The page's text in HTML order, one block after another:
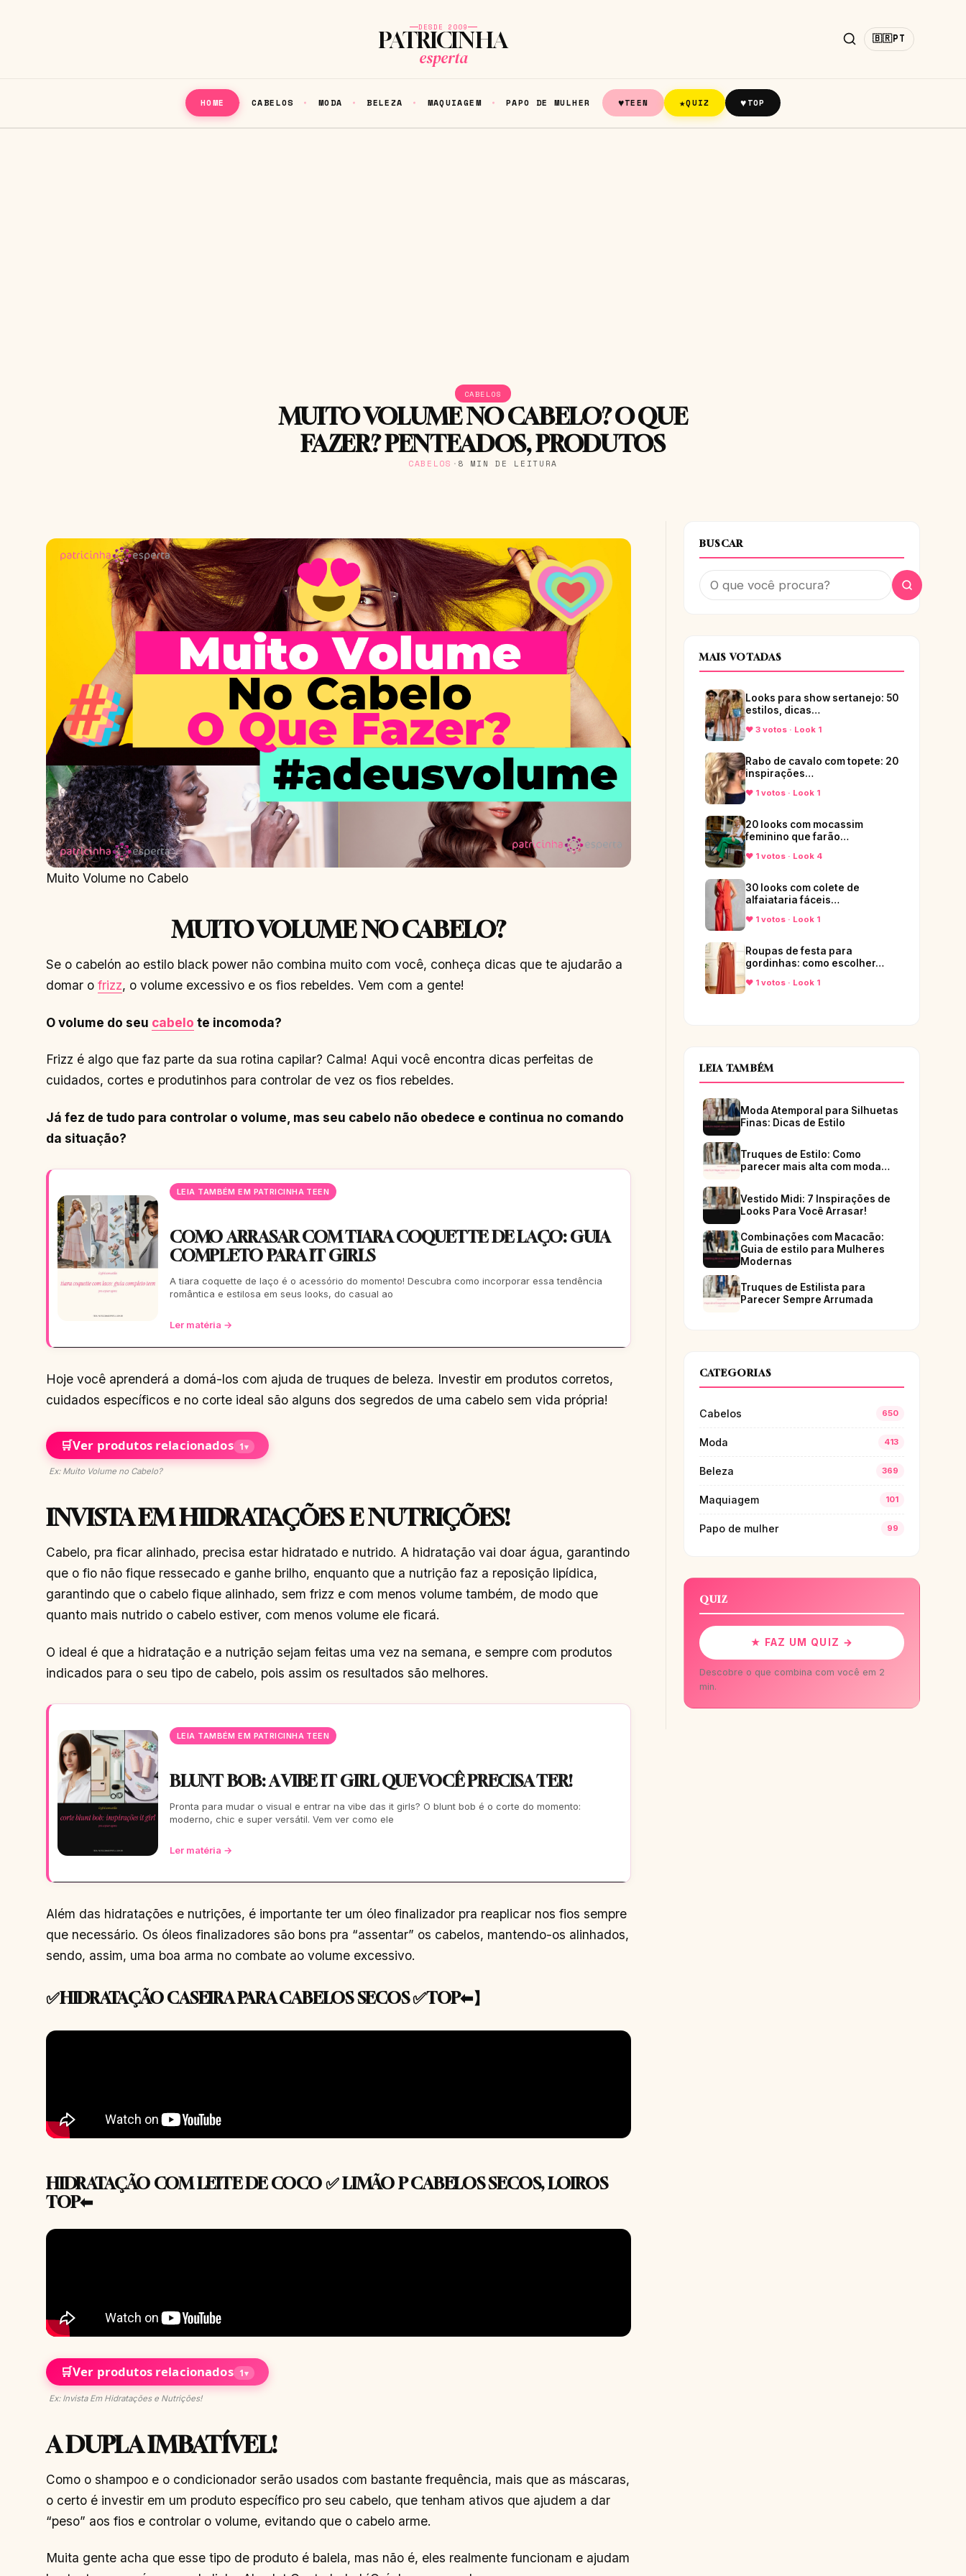
DESDE 2009
PATRICINHA
esperta
🇧🇷PT
HOME CABELOS MODA BELEZA MAQUIAGEM PAPO DE MULHER ♥TEEN ★QUIZ ♥TOP
CABELOS
MUITO VOLUME NO CABELO? O QUE
FAZER? PENTEADOS, PRODUTOS
CABELOS · 8 MIN DE LEITURA
Muito Volume no Cabelo
MUITO VOLUME NO CABELO?
Se o cabelón ao estilo black power não combina muito com você, conheça dicas que te ajudarão a
domar o frizz, o volume excessivo e os fios rebeldes. Vem com a gente!
O volume do seu cabelo te incomoda?
Frizz é algo que faz parte da sua rotina capilar? Calma! Aqui você encontra dicas perfeitas de
cuidados, cortes e produtinhos para controlar de vez os fios rebeldes.
Já fez de tudo para controlar o volume, mas seu cabelo não obedece e continua no comando
da situação?
LEIA TAMBÉM EM PATRICINHA TEEN
COMO ARRASAR COM TIARA COQUETTE DE LAÇO: GUIA
COMPLETO PARA IT GIRLS
A tiara coquette de laço é o acessório do momento! Descubra como incorporar essa tendência
romântica e estilosa em seus looks, do casual ao
Ler matéria →
Hoje você aprenderá a domá-los com ajuda de truques de beleza. Investir em produtos corretos,
cuidados específicos e no corte ideal são alguns dos segredos de uma cabelo sem vida própria!
🛒Ver produtos relacionados 1▾
Ex: Muito Volume no Cabelo?
INVISTA EM HIDRATAÇÕES E NUTRIÇÕES!
Cabelo, pra ficar alinhado, precisa estar hidratado e nutrido. A hidratação vai doar água, garantindo
que o fio não fique ressecado e ganhe brilho, enquanto que a nutrição faz a reposição lipídica,
garantindo que o cabelo fique alinhado, sem frizz e com menos volume também, de modo que
quanto mais nutrido o cabelo estiver, com menos volume ele ficará.
O ideal é que a hidratação e a nutrição sejam feitas uma vez na semana, e sempre com produtos
indicados para o seu tipo de cabelo, pois assim os resultados são melhores.
LEIA TAMBÉM EM PATRICINHA TEEN
BLUNT BOB: A VIBE IT GIRL QUE VOCÊ PRECISA TER!
Pronta para mudar o visual e entrar na vibe das it girls? O blunt bob é o corte do momento:
moderno, chic e super versátil. Vem ver como ele
Ler matéria →
Além das hidratações e nutrições, é importante ter um óleo finalizador pra reaplicar nos fios sempre
que necessário. Os óleos finalizadores são bons pra “assentar” os cabelos, mantendo-os alinhados,
sendo, assim, uma boa arma no combate ao volume excessivo.
✅HIDRATAÇÃO CASEIRA PARA CABELOS SECOS ✅TOP⬅】
HIDRATAÇÃO COM LEITE DE COCO ✅ LIMÃO P CABELOS SECOS, LOIROS
TOP⬅
🛒Ver produtos relacionados 1▾
Ex: Invista Em Hidratações e Nutrições!
A DUPLA IMBATÍVEL!
Como o shampoo e o condicionador serão usados com bastante frequência, mais que as máscaras,
o certo é investir em um produto específico pro seu cabelo, que tenham ativos que ajudem a dar
“peso” aos fios e controlar o volume, evitando que o cabelo arme.
Muita gente acha que esse tipo de produto é balela, mas não é, eles realmente funcionam e ajudam
BUSCAR
MAIS VOTADAS
Looks para show sertanejo: 50
estilos, dicas…
♥ 3 votos · Look 1
Rabo de cavalo com topete: 20
inspirações…
♥ 1 votos · Look 1
20 looks com mocassim
feminino que farão…
♥ 1 votos · Look 4
30 looks com colete de
alfaiataria fáceis…
♥ 1 votos · Look 1
Roupas de festa para
gordinhas: como escolher…
♥ 1 votos · Look 1
LEIA TAMBÉM
Moda Atemporal para Silhuetas
Finas: Dicas de Estilo
Truques de Estilo: Como
parecer mais alta com moda…
Vestido Midi: 7 Inspirações de
Looks Para Você Arrasar!
Combinações com Macacão:
Guia de estilo para Mulheres
Modernas
Truques de Estilista para
Parecer Sempre Arrumada
CATEGORIAS
Cabelos 650
Moda 413
Beleza 369
Maquiagem 101
Papo de mulher 99
QUIZ
★ FAZ UM QUIZ →
Descobre o que combina com você em 2
min.